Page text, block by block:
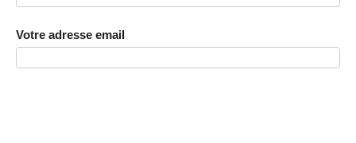
Votre adresse email